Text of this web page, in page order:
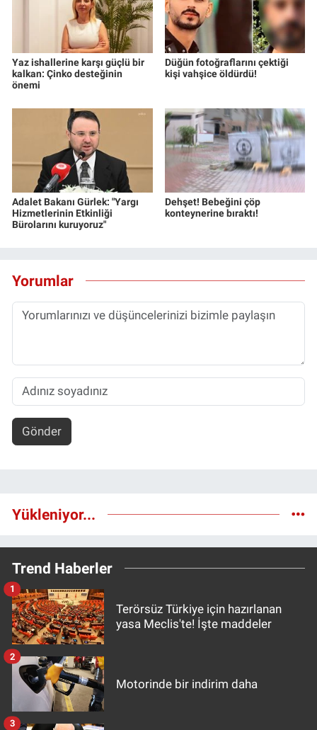
Yaz ishallerine karşı güçlü bir
kalkan: Çinko desteğinin
önemi
Düğün fotoğraflarını çektiği
kişi vahşice öldürdü!
Adalet Bakanı Gürlek: "Yargı
Hizmetlerinin Etkinliği
Bürolarını kuruyoruz"
Dehşet! Bebeğini çöp
konteynerine bıraktı!
Yorumlar
Gönder
Yükleniyor...
Trend Haberler
Terörsüz Türkiye için hazırlanan
yasa Meclis'te! İşte maddeler
1
Motorinde bir indirim daha
2
3
Yerel Yaşam
Canlı Yayın